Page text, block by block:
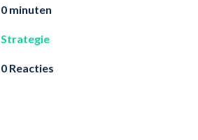
0 minuten
Strategie
0 Reacties